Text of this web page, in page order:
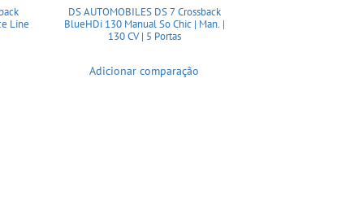
Line
DS AUTOMOBILES DS 7 Crossback
BlueHDi 130 Manual So Chic | Man. |
130 CV | 5 Portas
Adicionar comparação